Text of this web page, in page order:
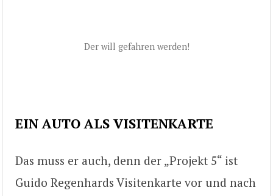
Der will gefahren werden!
EIN AUTO ALS VISITENKARTE
Das muss er auch, denn der „Projekt 5“ ist
Guido Regenhards Visitenkarte vor und nach